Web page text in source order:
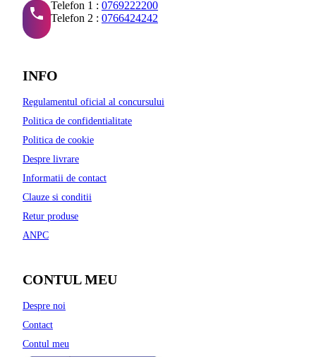
Telefon 1 : 0769222200
Telefon 2 : 0766424242
INFO
Regulamentul oficial al concursului
Politica de confidentialitate
Politica de cookie
Despre livrare
Informatii de contact
Clauze si conditii
Retur produse
ANPC
CONTUL MEU
Despre noi
Contact
Contul meu